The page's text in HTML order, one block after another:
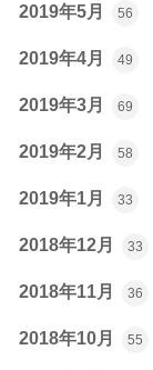
2019年5月 56
2019年4月 49
2019年3月 69
2019年2月 58
2019年1月 33
2018年12月 33
2018年11月 36
2018年10月 55